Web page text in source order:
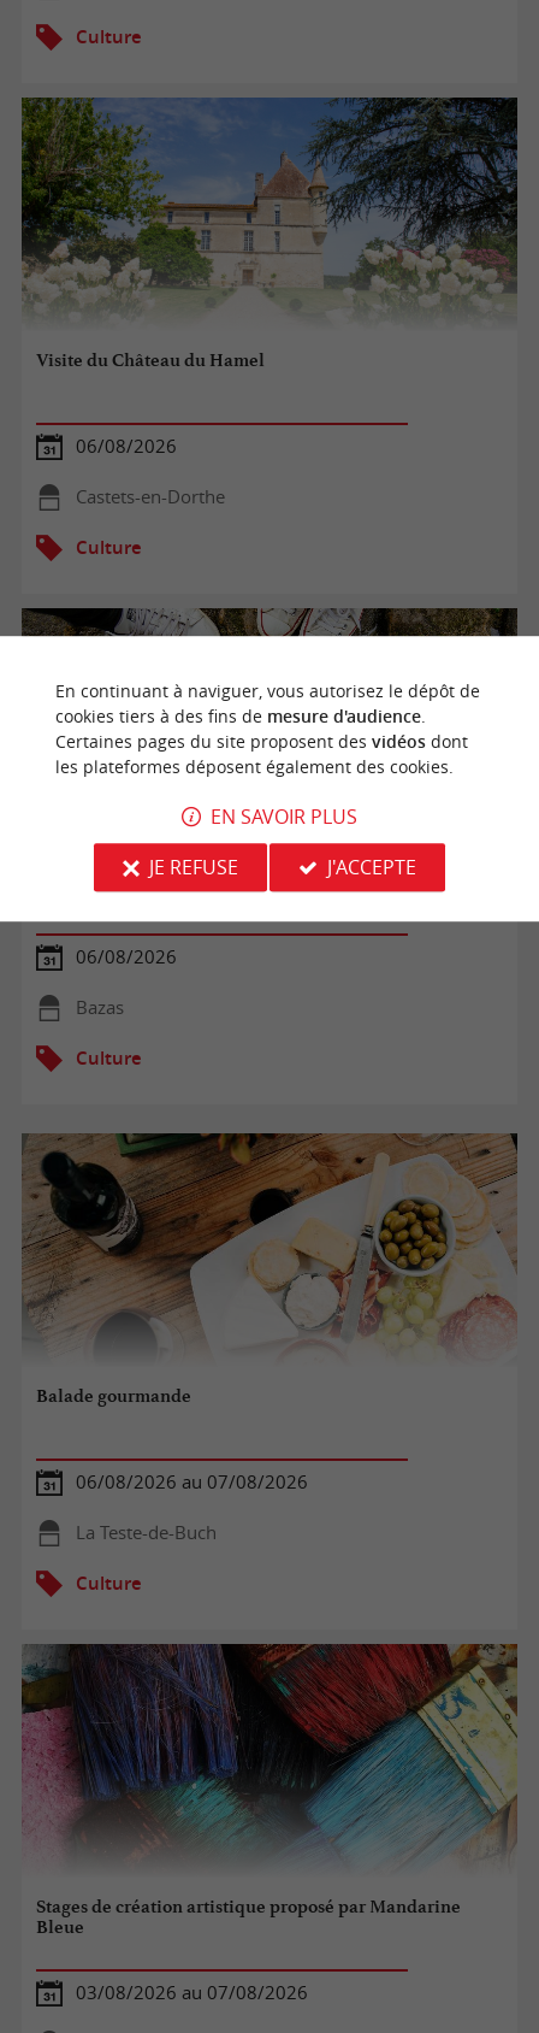
Culture
Visite du Château du Hamel
06/08/2026
Castets-en-Dorthe
Culture
Visite famille - Jeu de Dròlles à Bazas
06/08/2026
Bazas
Culture
Balade gourmande
06/08/2026 au 07/08/2026
La Teste-de-Buch
Culture
Stages de création artistique proposé par Mandarine
Bleue
03/08/2026 au 07/08/2026
En continuant à naviguer, vous autorisez le dépôt de
cookies tiers à des fins de mesure d'audience.
Certaines pages du site proposent des vidéosdont
les plateformes déposent également des cookies.
EN SAVOIR PLUS
JE REFUSE
J'ACCEPTE